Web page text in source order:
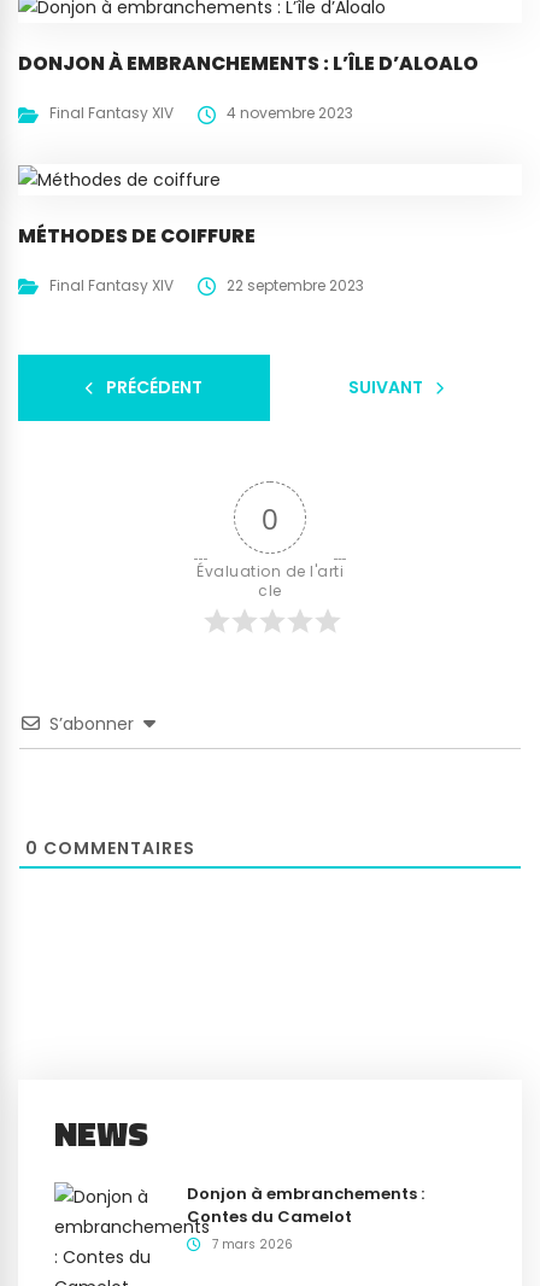
DONJON À EMBRANCHEMENTS : L’ÎLE D’ALOALO
Final Fantasy XIV 4 novembre 2023
MÉTHODES DE COIFFURE
Final Fantasy XIV 22 septembre 2023
PRÉCÉDENT SUIVANT
0
Évaluation de l'arti
cle
S’abonner
0 COMMENTAIRES
NEWS
Donjon à embranchements :
Contes du Camelot
7 mars 2026